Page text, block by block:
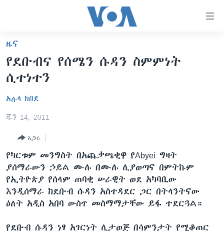
ማገናኛዎች
ዋናው
ይዘት
ወደ
ዋናው
ወደ
ዋናው
ይዘት
እለፍ
መካከለኛው ምሥራቅ
ኑሮ በጤንነት
የፎቶ መድብሎች
ክምችት
Learning English
ዜና
የደቡብና የሰሜን ሱዳን ስምምነት
ሲተነተን
አሉላ ከበደ
ጁን 14, 2011
አጋሩ
የካርቱም መንግስት በአጨቃጫቂዋ የAbyei ግዛት
ያሰማራውን ኃይል ሙሉ በሙሉ ሊያወጣና በምትኩም
የኢትዮጵያ የሰላም ጠባቂ ሠራዊት ወደ አካባቢው
እንዲሰማራ ከደቡብ ሱዳን አስተዳደር ጋር በትላንትናው
ዕለት አዲስ አበባ ውስጥ መስማማታቸው ይፋ ተደርጓል።
የደቡብ ሱዳን ነፃ አገርነት ሊታወጅ በሳምንታት የሚቆጠር